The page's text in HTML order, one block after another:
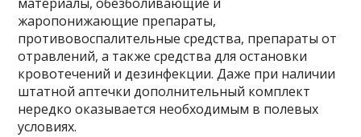
жаропонижающие препараты,
противовоспалительные средства, препараты от
отравлений, а также средства для остановки
кровотечений и дезинфекции. Даже при наличии
штатной аптечки дополнительный комплект
нередко оказывается необходимым в полевых
условиях.